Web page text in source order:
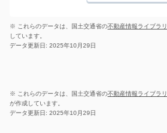
※ これらのデータは、国土交通省の不動産情報ライブラリ
しています。
データ更新日: 2025年10月29日
※ これらのデータは、国土交通省の不動産情報ライブラリ
が作成しています。
データ更新日: 2025年10月29日